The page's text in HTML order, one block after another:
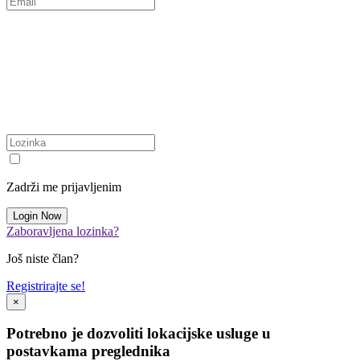
Zadrži me prijavljenim
Zaboravljena lozinka?
Još niste član?
Registrirajte se!
×
Potrebno je dozvoliti lokacijske usluge u
postavkama preglednika